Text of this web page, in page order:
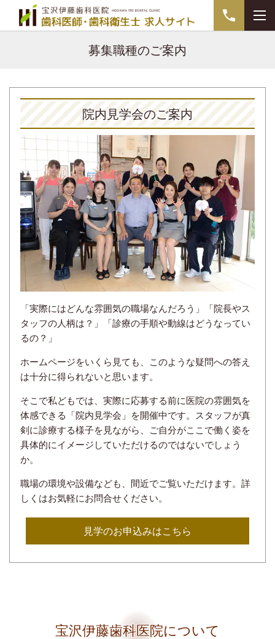
募集職種のご案内
院内見学会のご案内
「実際にはどんな雰囲気の職場なんだろう」「院長やス
タッフの人柄は？」「診療の手順や動線はどうなってい
るの？」
ホームページをいくら見ても、このような疑問への答え
は十分に得られないと思います。
そこで私どもでは、実際に応募する前に医院の雰囲気を
体感できる「院内見学会」を開催中です。スタッフが真
剣に診療する様子を見ながら、ご自分がここで働く姿を
具体的にイメージしていただけるのではないでしょう
か。
職場の環境や設備なども、間近でご覧いただけます。詳
しくはお気軽にお問合せください。
見学のお申込みはこちら
宝沢伊藤歯科医院について